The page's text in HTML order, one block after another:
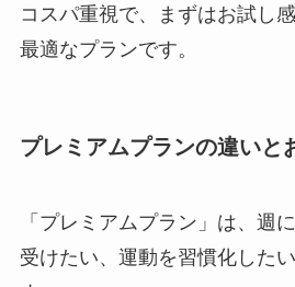
コスパ重視で、まずはお試し
最適なプランです。
プレミアムプランの違いと
「プレミアムプラン」は、週
受けたい、運動を習慣化した